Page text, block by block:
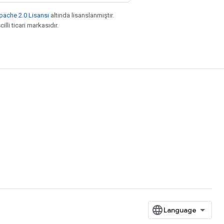
2.0 Lisansı altında lisanslanmıştır.
ticari markasıdır.